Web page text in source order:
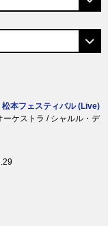
本フェスティバル (Live)
ケストラ / シャルル・デ